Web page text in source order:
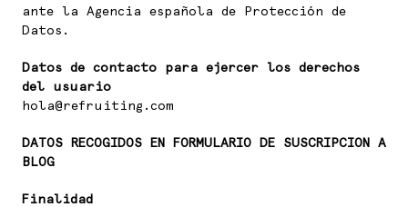
ante la Agencia española de Protección de
Datos.
Datos de contacto para ejercer los derechos
del usuario
hola@refruiting.com
DATOS RECOGIDOS EN FORMULARIO DE SUSCRIPCION A
BLOG
Finalidad